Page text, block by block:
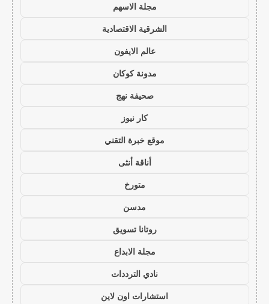
مجلة الاسهم
الشرقية الاقتصادية
عالم الايفون
مدونة كوكان
صحيفة نهج
كار نيوز
موقع خبرة التقني
أناقة أنثى
متورخ
مدسن
روتانا تسويق
مجلة الابداع
نادي الترددات
استشارات اون لاين